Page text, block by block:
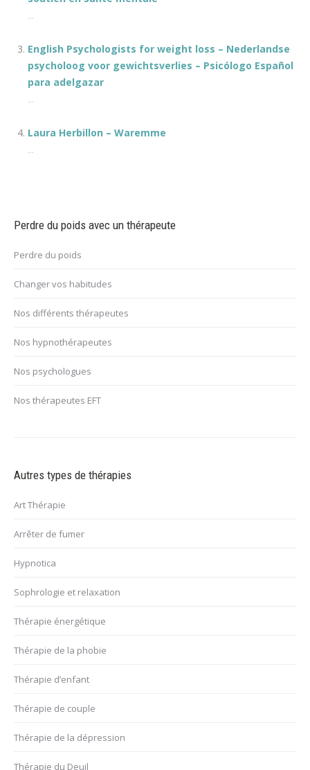
...
English Psychologists for weight loss – Nederlandse
psycholoog voor gewichtsverlies – Psicólogo Español
para adelgazar
...
Laura Herbillon – Waremme
...
Perdre du poids avec un thérapeute
Perdre du poids
Changer vos habitudes
Nos différents thérapeutes
Nos hypnothérapeutes
Nos psychologues
Nos thérapeutes EFT
Autres types de thérapies
Art Thérapie
Arrêter de fumer
Hypnotica
Sophrologie et relaxation
Thérapie énergétique
Thérapie de la phobie
Thérapie d’enfant
Thérapie de couple
Thérapie de la dépression
Thérapie du Deuil